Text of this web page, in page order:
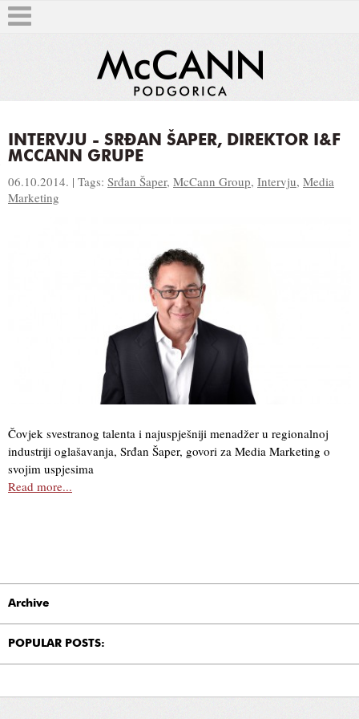
INTERVJU - SRĐAN ŠAPER, DIREKTOR I&F
MCCANN GRUPE
06.10.2014. | Tags: Srđan Šaper, McCann Group, Intervju, Media
Marketing
Čovjek svestranog talenta i najuspješniji menadžer u regionalnoj
industriji oglašavanja, Srđan Šaper, govori za Media Marketing o
svojim uspjesima
Read more...
Archive
POPULAR POSTS: